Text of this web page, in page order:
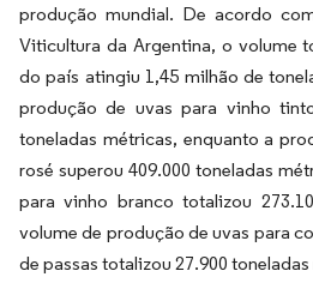
produção mundial. De acordo
Viticultura da Argentina, o volume
do país atingiu 1,45 milhão de
produção de uvas para vinho
toneladas métricas, enquanto a
rosé superou 409.000 toneladas
para vinho branco totalizou
volume de produção de uvas para
de passas totalizou 27.900